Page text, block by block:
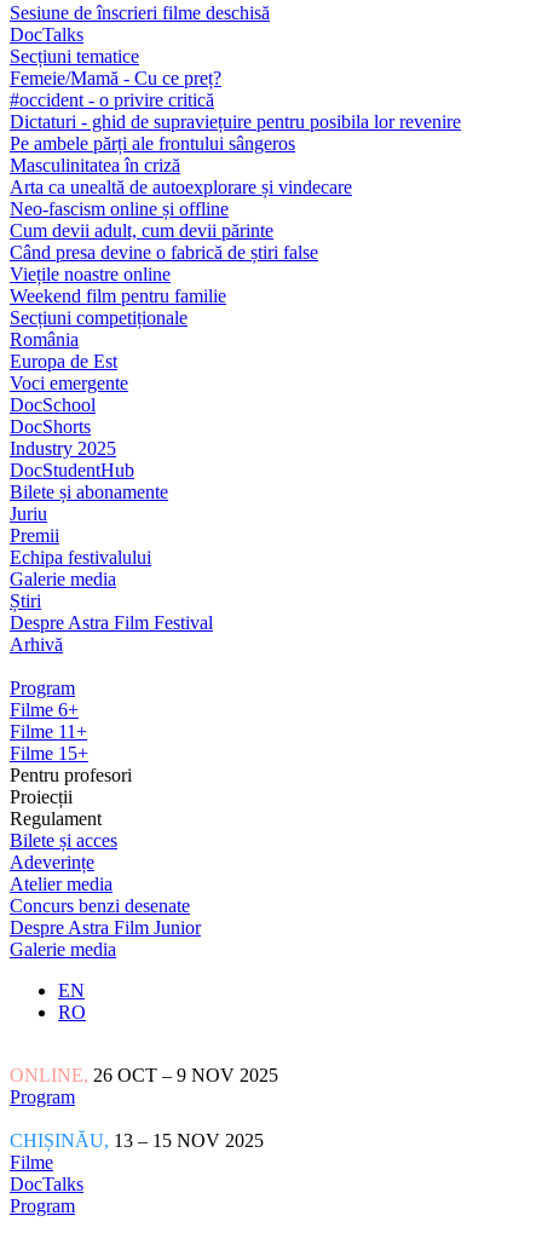
Sesiune de înscrieri filme deschisă
DocTalks
Secțiuni tematice
Femeie/Mamă - Cu ce preț?
#occident - o privire critică
Dictaturi - ghid de supraviețuire pentru posibila lor revenire
Pe ambele părți ale frontului sângeros
Masculinitatea în criză
Arta ca unealtă de autoexplorare și vindecare
Neo-fascism online și offline
Cum devii adult, cum devii părinte
Când presa devine o fabrică de știri false
Viețile noastre online
Weekend film pentru familie
Secțiuni competiționale
România
Europa de Est
Voci emergente
DocSchool
DocShorts
Industry 2025
DocStudentHub
Bilete și abonamente
Juriu
Premii
Echipa festivalului
Galerie media
Știri
Despre Astra Film Festival
Arhivă
Program
Filme 6+
Filme 11+
Filme 15+
Pentru profesori
Proiecții
Regulament
Bilete și acces
Adeverințe
Atelier media
Concurs benzi desenate
Despre Astra Film Junior
Galerie media
EN
RO
ONLINE, 26 OCT – 9 NOV 2025
Program
CHIȘINĂU, 13 – 15 NOV 2025
Filme
DocTalks
Program